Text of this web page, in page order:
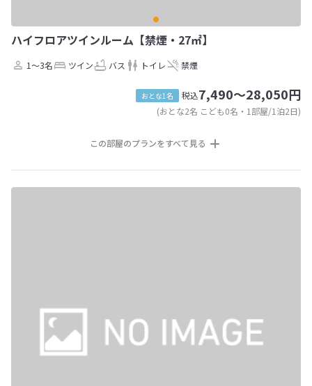
ハイフロアツインルーム【禁煙・27㎡】
1～3名 ツイン バス トイレ 禁煙
おとな1名 税込7,490～28,050円
(おとな2名 こども0名・1部屋/1泊2日)
この部屋のプランをすべて見る